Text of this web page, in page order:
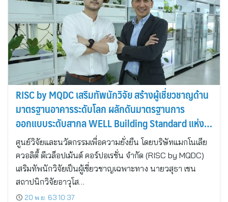
RISC by MQDC เสริมทัพนักวิจัย สร้างผู้เชี่ยวชาญด้าน
มาตรฐานอาคารระดับโลก ผลักดันมาตรฐานการ
ออกแบบระดับสากล WELL Building Standard แห่ง
แรกของอสังหาฯไทย
ศูนย์วิจัยและนวัตกรรมเพื่อความยั่งยืน โดยบริษัทแมกโนเลีย
ควอลิตี้ ดีเวล็อปเม้นต์ คอร์ปอเรชั่น จำกัด (RISC by MQDC)
เสริมทัพนักวิจัยเป็นผู้เชี่ยวชาญเฉพาะทาง นายวสุธา เชน
สถาปนิกวิจัยอาวุโส…
20 พ.ย. 63 10:37